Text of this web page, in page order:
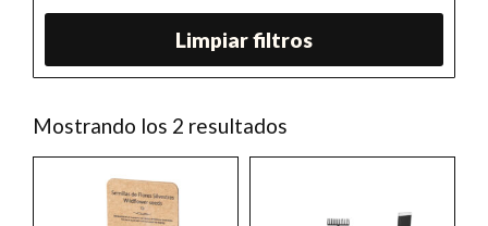
Limpiar filtros
Mostrando los 2 resultados
los